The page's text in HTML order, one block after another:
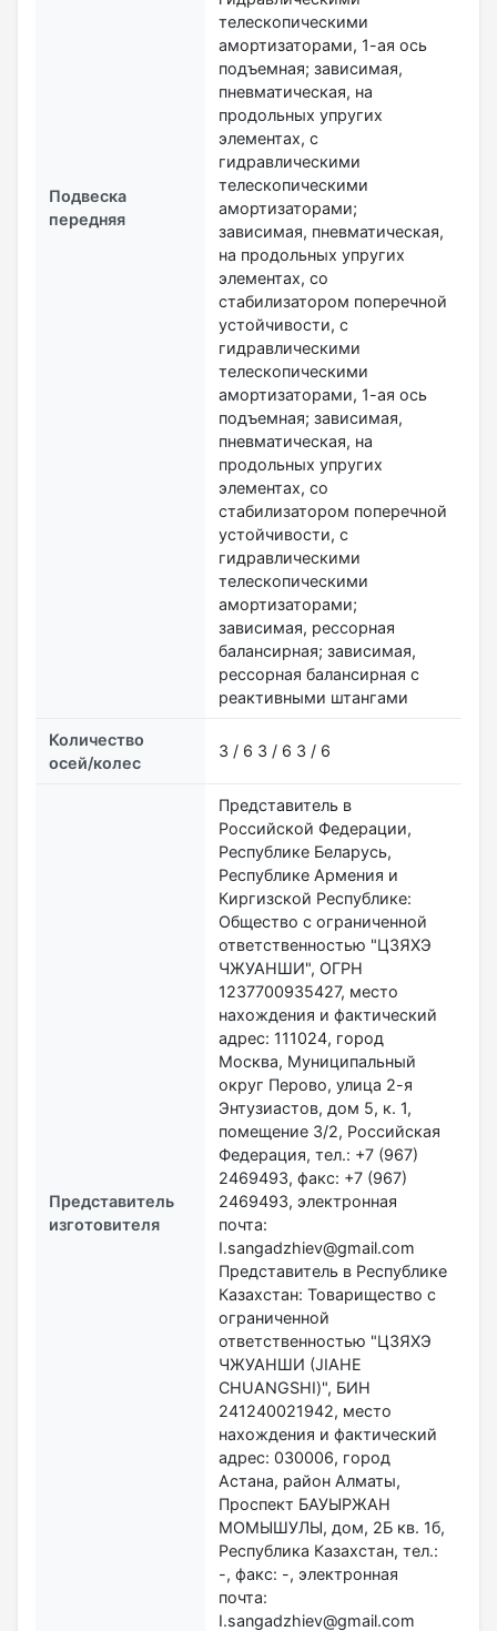
Подвеска
передняя
телескопическими
амортизаторами, 1-ая ось
подъемная; зависимая,
пневматическая, на
продольных упругих
элементах, с
гидравлическими
телескопическими
амортизаторами;
зависимая, пневматическая,
на продольных упругих
элементах, со
стабилизатором поперечной
устойчивости, с
гидравлическими
телескопическими
амортизаторами, 1-ая ось
подъемная; зависимая,
пневматическая, на
продольных упругих
элементах, со
стабилизатором поперечной
устойчивости, с
гидравлическими
телескопическими
амортизаторами;
зависимая, рессорная
балансирная; зависимая,
рессорная балансирная с
реактивными штангами
Количество
осей/колес
3 / 6 3 / 6 3 / 6
Представитель
изготовителя
Представитель в
Российской Федерации,
Республике Беларусь,
Республике Армения и
Киргизской Республике:
Общество с ограниченной
ответственностью "ЦЗЯХЭ
ЧЖУАНШИ", ОГРН
1237700935427, место
нахождения и фактический
адрес: 111024, город
Москва, Муниципальный
округ Перово, улица 2-я
Энтузиастов, дом 5, к. 1,
помещение 3/2, Российская
Федерация, тел.: +7 (967)
2469493, факс: +7 (967)
2469493, электронная
почта:
I.sangadzhiev@gmail.com
Представитель в Республике
Казахстан: Товарищество с
ограниченной
ответственностью "ЦЗЯХЭ
ЧЖУАНШИ (JIAHE
CHUANGSHI)", БИН
241240021942, место
нахождения и фактический
адрес: 030006, город
Астана, район Алматы,
Проспект БАУЫРЖАН
МОМЫШУЛЫ, дом, 2Б кв. 1б,
Республика Казахстан, тел.:
-, факс: -, электронная
почта:
I.sangadzhiev@gmail.com